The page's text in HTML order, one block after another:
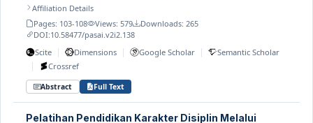
Affiliation Details
Pages: 103-108
Views: 579
Downloads: 265
DOI:10.58477/pasai.v2i2.138
Scite | Dimensions | Google Scholar | Semantic Scholar
| Crossref
Abstract Full Text
Pelatihan Pendidikan Karakter Disiplin Melalui